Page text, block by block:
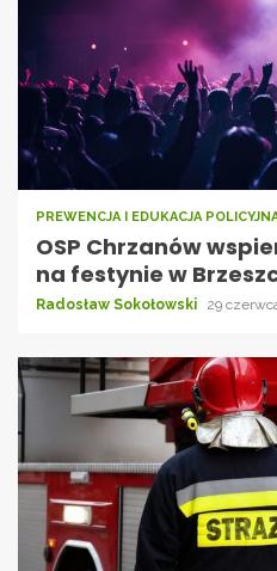
PREWENCJA I EDUKACJA
OSP Chrzanów
na festynie w
Radosław Sokołowski 29